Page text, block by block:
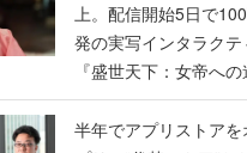
上。配信開始5日で
発の実写インタラク
『盛世天下：女帝へ
うこだわりをプロデ
半年でアプリストアをオー